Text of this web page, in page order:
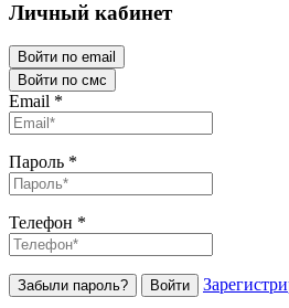
Личный кабинет
Войти по email
Войти по смс
Email *
Пароль *
Телефон *
Забыли пароль? Войти